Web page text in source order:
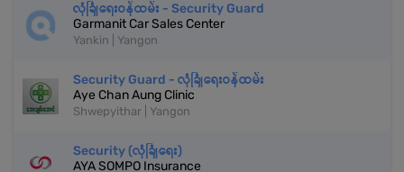
လုံခြုံရေးဝန်ထမ်း - Security Guard
Garmanit Car Sales Center
Yankin | Yangon
Security Guard - လုံခြုံရေးဝန်ထမ်း
Aye Chan Aung Clinic
Shwepyithar | Yangon
Security (လုံခြုံရေး)
AYA SOMPO Insurance